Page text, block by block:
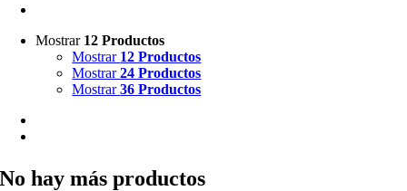
Mostrar 12 Productos
Mostrar 12 Productos
Mostrar24 Productos
Mostrar36 Productos
No hay más productos